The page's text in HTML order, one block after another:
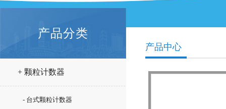
产品分类
+ 颗粒计数器
- 台式颗粒计数器
产品中心